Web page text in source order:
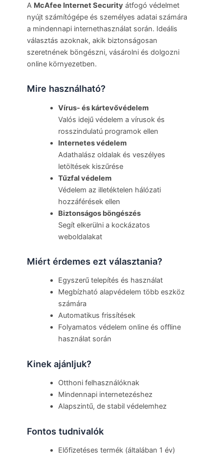
A McAfee Internet Security átfogó védelmet
nyújt számítógépe és személyes adatai számára
a mindennapi internethasználat során. Ideális
választás azoknak, akik biztonságosan
szeretnének böngészni, vásárolni és dolgozni
online környezetben.
Mire használható?
Vírus- és kártevővédelem
Valós idejű védelem a vírusok és
rosszindulatú programok ellen
Internetes védelem
Adathalász oldalak és veszélyes
letöltések kiszűrése
Tűzfal védelem
Védelem az illetéktelen hálózati
hozzáférések ellen
Biztonságos böngészés
Segít elkerülni a kockázatos
weboldalakat
Miért érdemes ezt választania?
Egyszerű telepítés és használat
Megbízható alapvédelem több eszköz
számára
Automatikus frissítések
Folyamatos védelem online és offline
használat során
Kinek ajánljuk?
Otthoni felhasználóknak
Mindennapi internetezéshez
Alapszintű, de stabil védelemhez
Fontos tudnivalók
Előfizetéses termék (általában 1 év)